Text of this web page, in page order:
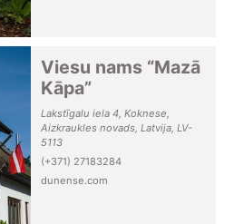
Viesu nams “Mazā
Kāpa”
Lakstīgalu iela 4, Koknese,
Aizkraukles novads, Latvija, LV-
5113
(+371) 27183284
dunense.com